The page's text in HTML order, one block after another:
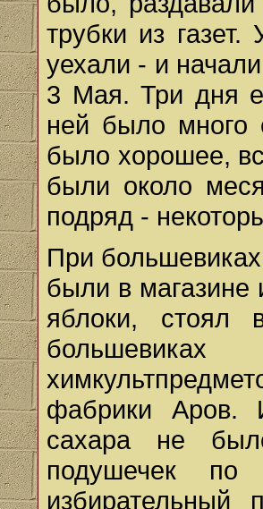
трубки из
уехали - и
3 Мая. Три дня
ней было много
было хорошее,
были около
подряд -
При
были в магазине
яблоки,
фабрики Аров.
сахара не
подушечек
избирательный